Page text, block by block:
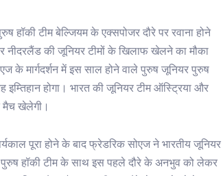
हॉकी टीम बेल्जियम के एक्सपोजर दौरे पर रवाना होने
नीदरलैंड की जूनियर टीमों के खिलाफ खेलने का मौका
के मार्गदर्शन में इस साल होने वाले पुरुष जूनियर पुरुष
होगा। भारत की जूनियर टीम ऑस्ट्रिया और
मैच खेलेगी।
पूरा होने के बाद फ्रेडरिक सोएज ने भारतीय जूनियर
पुरुष हॉकी टीम के साथ इस पहले दौरे के अनभुव को लेकर